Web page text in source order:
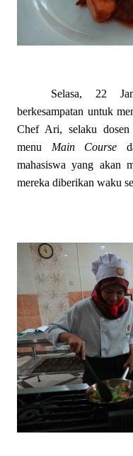
Selasa, 22
berkesampatan untuk
Chef Ari, selaku dosen
menu Main Course
mahasiswa yang akan
mereka diberikan waku